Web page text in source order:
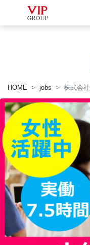
HOME jobs 株式会